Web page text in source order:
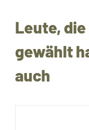
Leute,
gewählt
auch